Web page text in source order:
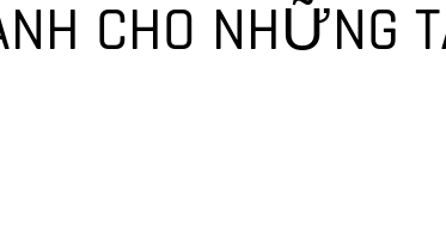
CHO NHỮNG